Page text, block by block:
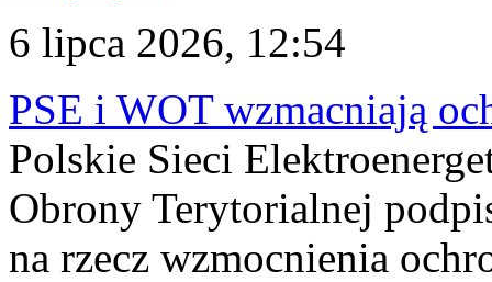
6 lipca 2026, 12:54
PSE i WOT wzmacniają
Polskie Sieci
Obrony Terytorialnej
na rzecz wzmocnienia